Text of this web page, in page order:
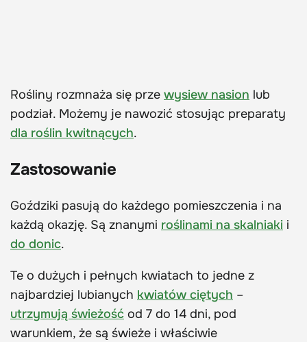
Rośliny rozmnaża się prze wysiew nasion lub
podział. Możemy je nawozić stosując preparaty
dla roślin kwitnących.
Zastosowanie
Goździki pasują do każdego pomieszczenia i na
każdą okazję. Są znanymi roślinami na skalniaki i
do donic.
Te o dużych i pełnych kwiatach to jedne z
najbardziej lubianych kwiatów ciętych –
utrzymują świeżość od 7 do 14 dni, pod
warunkiem, że są świeże i właściwie